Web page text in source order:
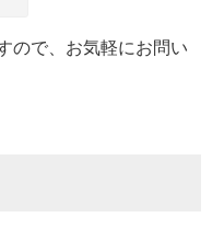
ので、お気軽にお問い